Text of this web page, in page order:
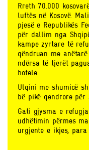
Rreth 70.000
luftёs nё Kosovё.
pjesё e Republikёs
pёr dallim nga
kampe zyrtare tё
qёndruan me
ndërsa tё tjerёt
hotele.
Ulqini me shumicё
bё pikё qendrore pёr
Gati gjysma e
udhёtimin pёrmes
urgjente e ikjes, para